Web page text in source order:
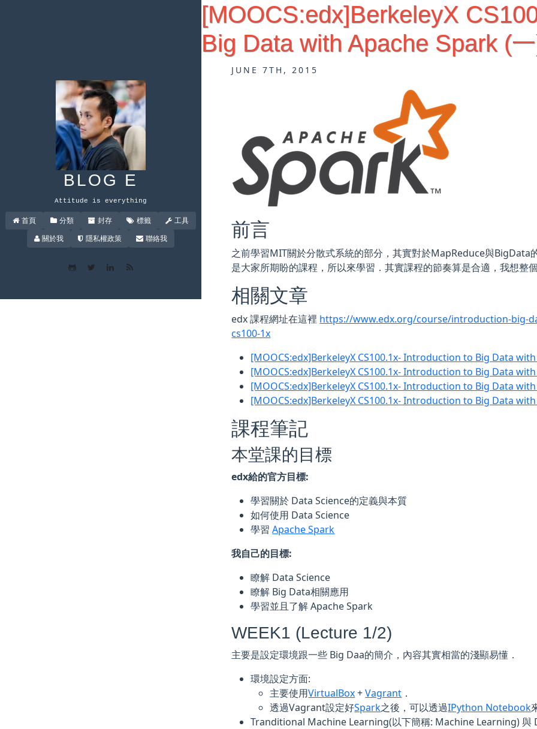
BLOG E
Attitude is everything
首頁 分類 封存 標籤
工具
關於我
隱私權政策 聯絡我
[MOOCS:edx]BerkeleyX
Big Data with Apache Spark (
JUNE 7TH, 2015
前言
之前學習MIT關於分散式系統的部分，其實對於MapReduce與BigData
是大家所期盼的課程，所以來學習．其實課程的節奏算是合適，我想整
相關文章
edx 課程網址在這裡 https://www.edx.org/course/introduction-big-
cs100-1x
[MOOCS:edx]BerkeleyX CS100.1x- Introduction to Big Data
[MOOCS:edx]BerkeleyX CS100.1x- Introduction to Big Data
[MOOCS:edx]BerkeleyX CS100.1x- Introduction to Big Data
[MOOCS:edx]BerkeleyX CS100.1x- Introduction to Big Data
課程筆記
本堂課的目標
edx給的官方目標:
學習關於 Data Science的定義與本質
如何使用 Data Science
學習Apache Spark
我自己的目標:
瞭解 Data Science
瞭解 Big Data相關應用
學習並且了解 Apache Spark
WEEK1 (Lecture 1/2)
主要是設定環境跟一些 Big Daa的簡介，內容其實相當的淺顯易懂．
環境設定方面:
主要使用VirtualBox+Vagrant ．
透過Vagrant設定好Spark之後，可以透過IPython Notebook
Tranditional Machine Learning(以下簡稱: Machine Learning) 與